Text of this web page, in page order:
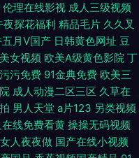
伦理在线影视 成人三级视频
夜探花福利 精品毛片 久久叉
月V国产 日韩黄色网址 豆
女视频 欧美A级黄色影院 丁
污免费 91金典免费 欧美三
成人动漫二区三区 久草在
男人天堂 a片123 另类视频
在线免费看黄 操操无码视频
人夜夜做 国产在线小视频